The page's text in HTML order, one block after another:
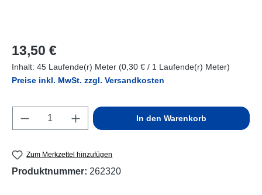
Regulärer Preis:
13,50 €
Inhalt: 45 Laufende(r) Meter (0,30 € / 1 Laufende(r) Meter)
Preise inkl. MwSt. zzgl. Versandkosten
Produkt Anzahl: Gib den gewünschten
In den Warenkorb
Zum Merkzettel hinzufügen
Produktnummer: 262320